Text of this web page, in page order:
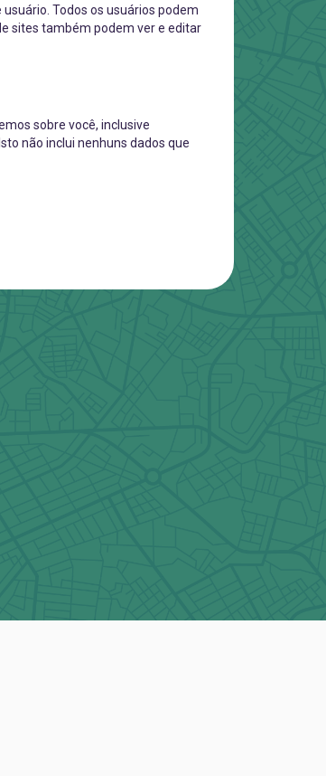
Todos os usuários podem
sites também podem ver e editar
sobre você, inclusive
não inclui nenhuns dados que